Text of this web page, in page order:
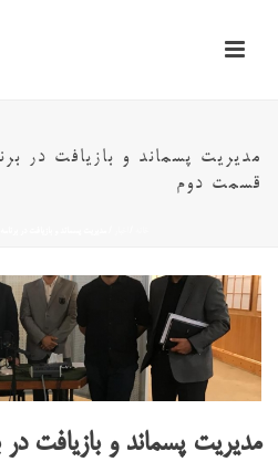
مدیریت پسماند و بازیافت در
قسمت دوم
مدیریت پسماند و بازیافت در